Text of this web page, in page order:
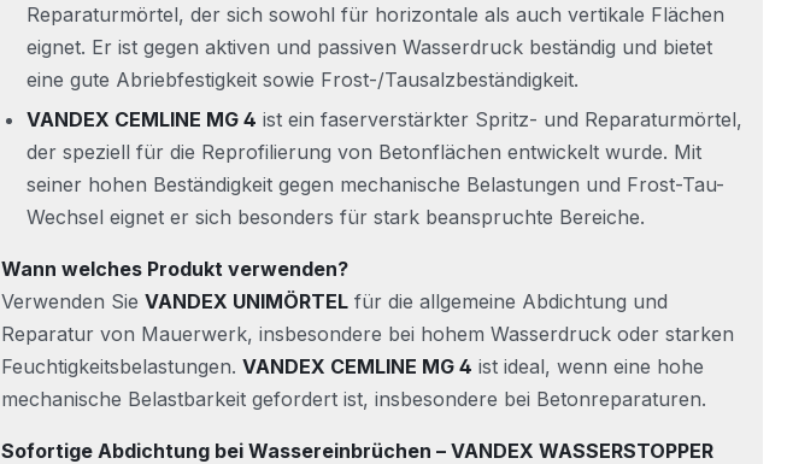
Reparaturmörtel, der sich sowohl für horizontale als auch vertikale Flächen
eignet. Er ist gegen aktiven und passiven Wasserdruck beständig und bietet
eine gute Abriebfestigkeit sowie Frost-/Tausalzbeständigkeit.
VANDEX CEMLINE MG 4 ist ein faserverstärkter Spritz- und Reparaturmörtel,
der speziell für die Reprofilierung von Betonflächen entwickelt wurde. Mit
seiner hohen Beständigkeit gegen mechanische Belastungen und Frost-Tau-
Wechsel eignet er sich besonders für stark beanspruchte Bereiche.
Wann welches Produkt verwenden?
Verwenden Sie VANDEX UNIMÖRTEL für die allgemeine Abdichtung und
Reparatur von Mauerwerk, insbesondere bei hohem Wasserdruck oder starken
Feuchtigkeitsbelastungen. VANDEX CEMLINE MG 4 ist ideal, wenn eine hohe
mechanische Belastbarkeit gefordert ist, insbesondere bei Betonreparaturen.
Sofortige Abdichtung bei Wassereinbrüchen – VANDEX WASSERSTOPPER